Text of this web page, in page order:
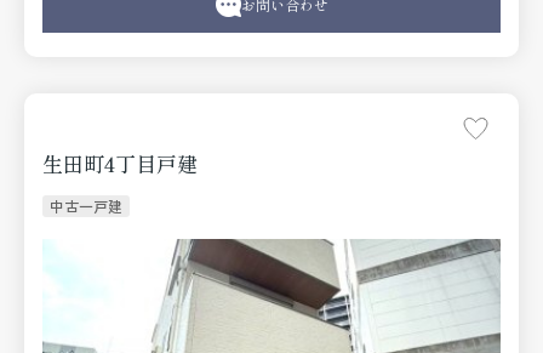
生田町4丁目戸建
中古一戸建